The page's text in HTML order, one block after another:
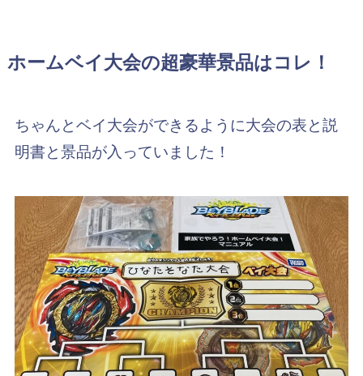
ホームベイ大会の超豪華景品はコレ！
ちゃんとベイ大会ができるように大会の表と説
明書と景品が入っていました！